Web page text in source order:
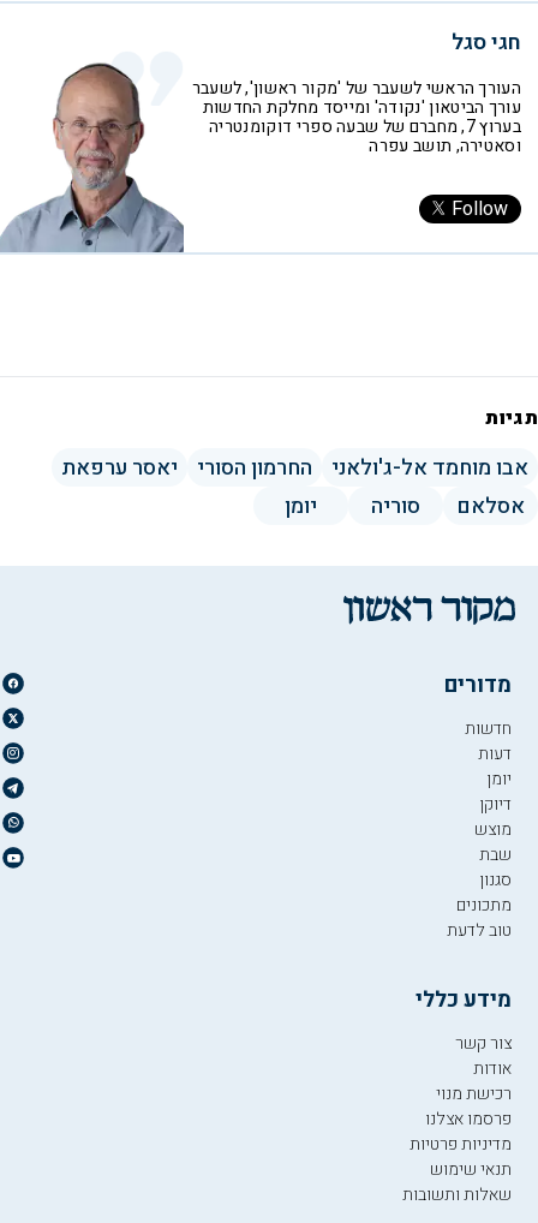
חגי סגל
העורך הראשי לשעבר של 'מקור ראשון', לשעבר
עורך הביטאון 'נקודה' ומייסד מחלקת החדשות
בערוץ 7, מחברם של שבעה ספרי דוקומנטריה
וסאטירה, תושב עפרה
Follow
תגיות
אבו מוחמד אל-ג'ולאני החרמון הסורי
יאסר ערפאת
אסלאם
סוריה יומן
מדורים
חדשות
דעות
יומן
דיוקן
מוצש
שבת
סגנון
מתכונים
טוב לדעת
מידע כללי
צור קשר
אודות
רכישת מנוי
פרסמו אצלנו
מדיניות פרטיות
תנאי שימוש
שאלות ותשובות